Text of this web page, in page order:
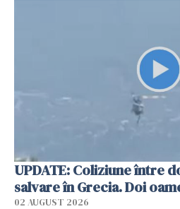
UPDATE: Coliziune între
salvare în Grecia. Doi
02 AUGUST 2026